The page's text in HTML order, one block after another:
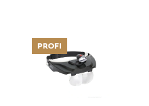
Abecedně
Tip